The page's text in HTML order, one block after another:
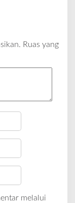
Ruas yang
melalui